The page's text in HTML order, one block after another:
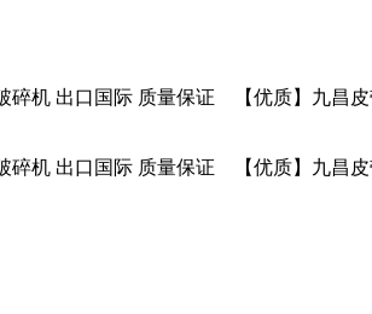
机 出口国际 质量保证 【优质】九昌
机 出口国际 质量保证 【优质】九昌